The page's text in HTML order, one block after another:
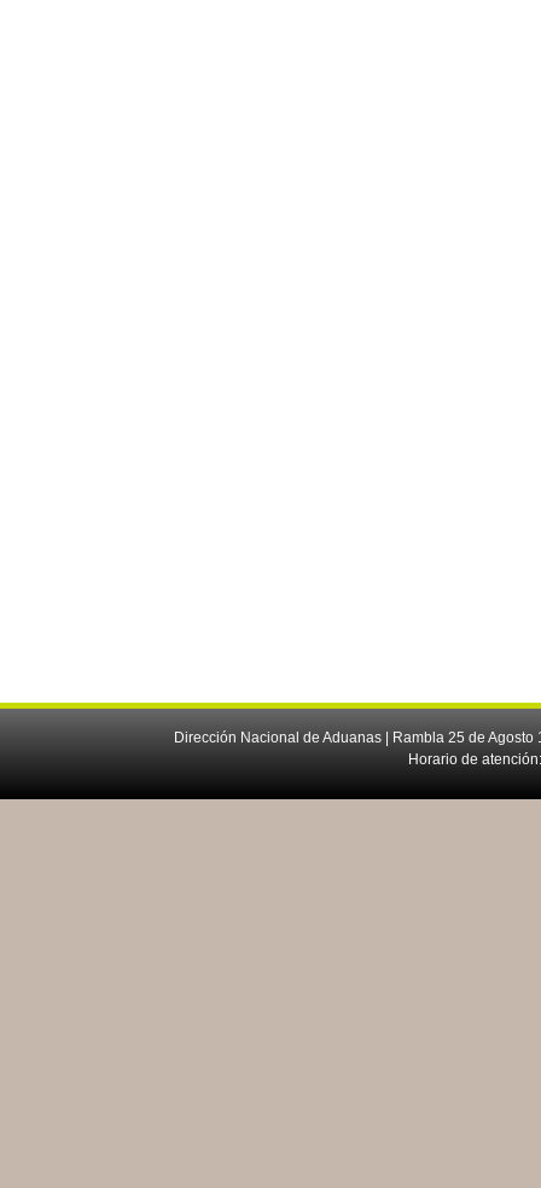
Dirección Nacional de Aduanas | Rambla 25 de
Horario de